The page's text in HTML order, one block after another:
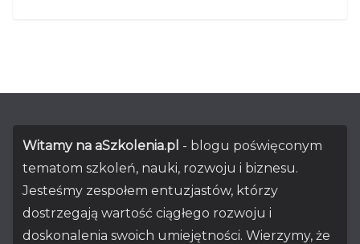
Witamy na aSzkolenia.pl - blogu poświęconym
tematom szkoleń, nauki, rozwoju i biznesu.
Jesteśmy zespołem entuzjastów, którzy
dostrzegają wartość ciągłego rozwoju i
doskonalenia swoich umiejętności. Wierzymy, że